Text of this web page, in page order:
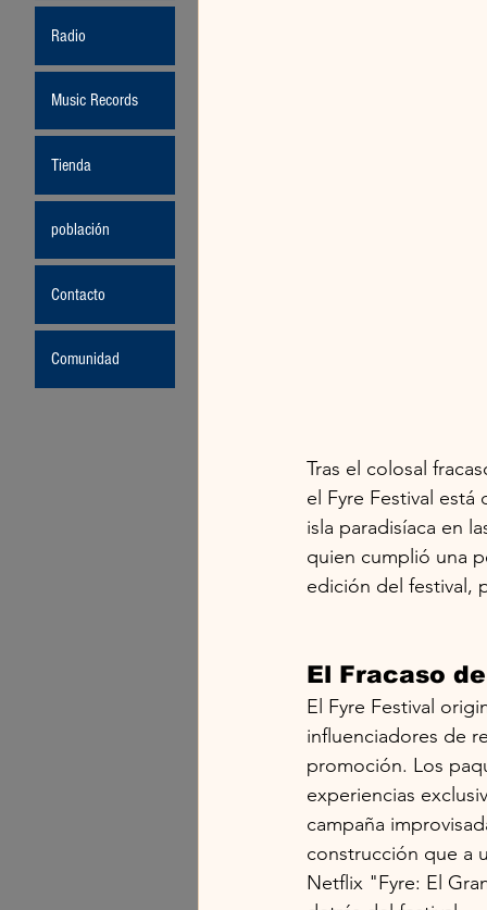
Tras el colosal
el Fyre Festival
isla paradisíaca en
quien cumplió una
edición del festival,
El Fracaso
El Fyre Festival
influenciadores de
promoción. Los
experiencias
campaña
construcción que a
Netflix "Fyre: El
Radio
Music Records
Tienda
población
Contacto
Comunidad